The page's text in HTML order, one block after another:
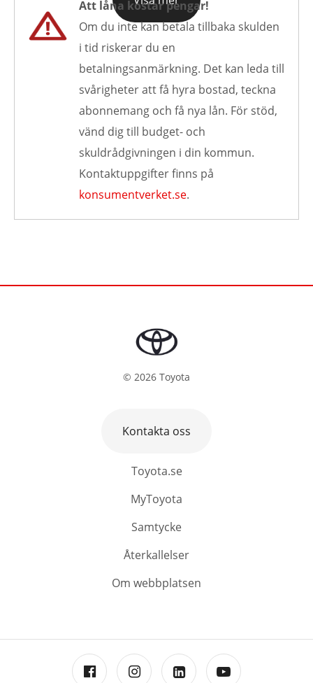
Att låna kostar pengar!
Om du inte kan betala tillbaka skulden
i tid riskerar du en
betalningsanmärkning. Det kan leda till
svårigheter att få hyra bostad, teckna
abonnemang och få nya lån. För stöd,
vänd dig till budget- och
skuldrådgivningen i din kommun.
Kontaktuppgifter finns på
konsumentverket.se.
© 2026 Toyota
Toyota.se
MyToyota
Samtycke
Återkallelser
Om webbplatsen
Kontakta oss